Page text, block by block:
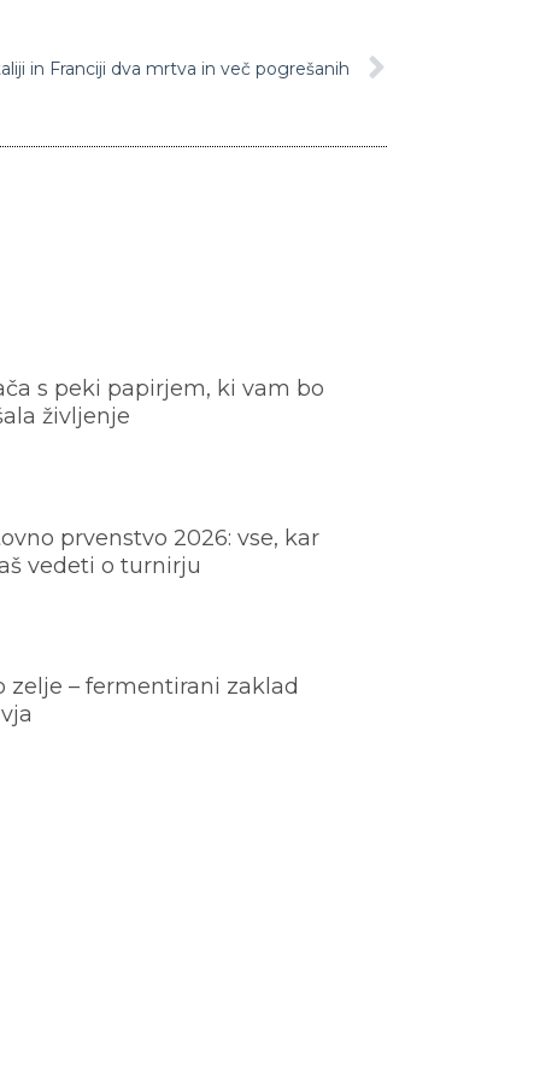
in Franciji dva mrtva in več pogrešanih
s peki papirjem, ki vam bo
življenje
prvenstvo 2026: vse, kar
vedeti o turnirju
zelje – fermentirani zaklad